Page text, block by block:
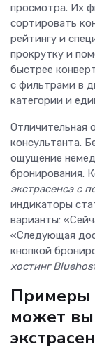
просмотра. Их
сортировать
рейтингу и
прокрутку и
быстрее
с фильтрами в
категории и
Отличительная
консультанта.
ощущение
бронирования.
экстрасенса с
индикаторы
варианты:
«Следующая
кнопкой
хостинг
Примеры
может